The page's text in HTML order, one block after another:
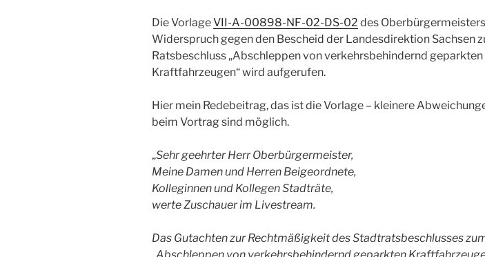
Die VorlageVII-A-00898-NF-02-DS-02 des
Widerspruch gegen den Bescheid der Landesdirektion Sachsen
Ratsbeschluss „Abschleppen von verkehrsbehindernd geparkten
Kraftfahrzeugen“ wird aufgerufen.
Hier mein Redebeitrag, das ist die Vorlage – kleinere
beim Vortrag sind möglich.
„Sehr geehrter Herr Oberbürgermeister,
Meine Damen und Herren Beigeordnete,
Kolleginnen und Kollegen Stadträte,
werte Zuschauer im Livestream.
Das Gutachten zur Rechtmäßigkeit des Stadtratsbeschlusses